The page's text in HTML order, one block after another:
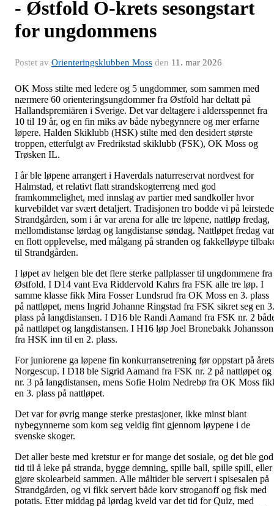
- Østfold O-krets sesongstart
for ungdommens
Postet av Orienteringsklubben Moss den 11. mar 2026
OK Moss stilte med ledere og 5 ungdommer, som sammen med
nærmere 60 orienteringsungdommer fra Østfold har deltatt på
Hallandspremiären i Sverige. Det var deltagere i aldersspennet fra
10 til 19 år, og en fin miks av både nybegynnere og mer erfarne
løpere. Halden Skiklubb (HSK) stilte med den desidert største
troppen, etterfulgt av Fredrikstad skiklubb (FSK), OK Moss og
Trøsken IL.
I år ble løpene arrangert i Haverdals naturreservat nordvest for
Halmstad, et relativt flatt strandskogterreng med god
framkommelighet, med innslag av partier med sandkoller hvor
kurvebildet var svært detaljert. Tradisjonen tro bodde vi på
Strandgården, som i år var arena for alle tre løpene, nattløp fredag,
mellomdistanse lørdag og langdistanse søndag. Nattløpet fredag var
en flott opplevelse, med målgang på stranden og fakkelløype
til Strandgården.
I løpet av helgen ble det flere sterke pallplasser til ungdommene fra
Østfold. I D14 vant Eva Riddervold Kahrs fra FSK alle tre løp. I
samme klasse fikk Mira Fosser Lundsrud fra OK Moss en 3. plass
på nattløpet, mens Ingrid Johanne Ringstad fra FSK sikret seg en 3.
plass på langdistansen. I D16 ble Randi Aamand fra FSK nr. 2
på nattløpet og langdistansen. I H16 løp Joel Bronebakk Johansson
fra HSK inn til en 2. plass.
For juniorene ga løpene fin konkurransetrening før oppstart på årets
Norgescup. I D18 ble Sigrid Aamand fra FSK nr. 2 på nattløpet og
nr. 3 på langdistansen, mens Sofie Holm Nedrebø fra OK Moss
en 3. plass på nattløpet.
Det var for øvrig mange sterke prestasjoner, ikke minst blant
nybegynnerne som kom seg veldig fint gjennom løypene i de
svenske skoger.
Det aller beste med kretstur er for mange det sosiale, og det ble god
tid til å leke på stranda, bygge demning, spille ball, spille spill, eller
gjøre skolearbeid sammen. Alle måltider ble servert i spisesalen på
Strandgården, og vi fikk servert både korv stroganoff og fisk med
potatis. Etter middag på lørdag kveld var det tid for Quiz, med